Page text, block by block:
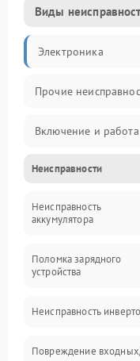
Виды
Электроника
Прочие
Включение и работа
Работа с нагрузкой
Звук и индикация
Неисправности
Неисправность
аккумулятора
Поломка зарядного
устройства
Неисправность
Повреждение